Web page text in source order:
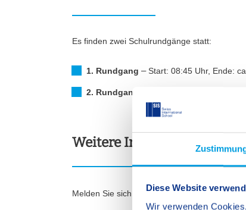
Diese Website
Wir verwenden
Es finden zwei Schulrundgänge statt:
1. Rundgang – Start: 08:45 Uhr, Ende:
2. Rundgang
Weitere Informationen
Melden Sie sich bei weiteren Fragen bitte per